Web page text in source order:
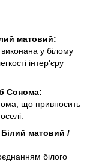
матовий:
у білому
інтер'єру
Сонома:
що привносить
Білий матовий /
білого